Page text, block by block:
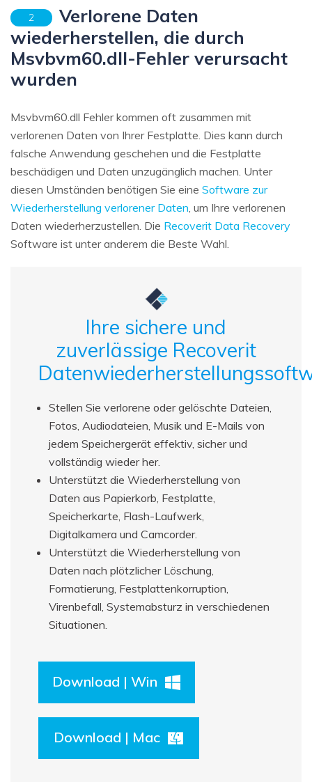
2
Verlorene Daten
wiederherstellen, die durch
Msvbvm60.dll-Fehler verursacht
wurden
Msvbvm60.dll Fehler kommen oft zusammen mit
verlorenen Daten von Ihrer Festplatte. Dies kann durch
falsche Anwendung geschehen und die Festplatte
beschädigen und Daten unzugänglich machen. Unter
diesen Umständen benötigen Sie eine Software zur
Wiederherstellung verlorener Daten , um Ihre verlorenen
Daten wiederherzustellen. Die Recoverit Data Recovery
Software ist unter anderem die Beste Wahl.
Ihre sichere und
zuverlässige Recoverit
Stellen Sie verlorene oder gelöschte Dateien,
Fotos, Audiodateien, Musik und E-Mails von
jedem Speichergerät effektiv, sicher und
vollständig wieder her.
Unterstützt die Wiederherstellung von
Daten aus Papierkorb, Festplatte,
Speicherkarte, Flash-Laufwerk,
Digitalkamera und Camcorder.
Unterstützt die Wiederherstellung von
Daten nach plötzlicher Löschung,
Formatierung, Festplattenkorruption,
Virenbefall, Systemabsturz in verschiedenen
Situationen.
Download | Win
Download | Mac